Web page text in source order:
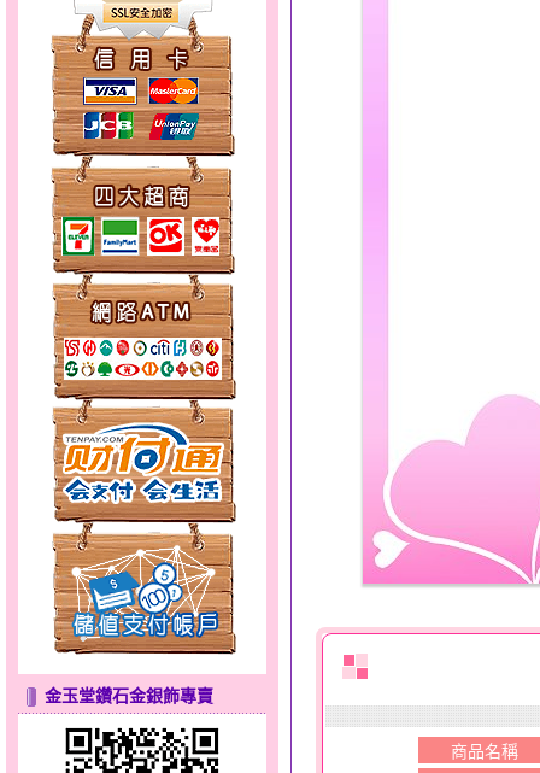
錦繡龍鳳～黃金耳環
愛在心坎～金銀鋼套鍊
聽見愛～男金鋼手鍊
美人魚～金銀鋼套鍊
金玉堂鑽石金銀飾專賣
商品名稱